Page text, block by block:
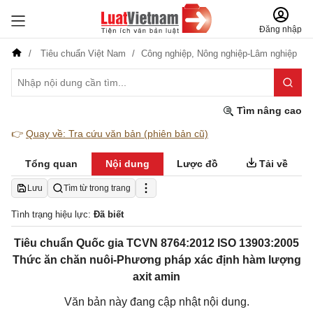
Đăng nhập
Tiêu chuẩn Việt Nam Công nghiệp, Nông nghiệp-Lâm nghiệp
Tìm nâng cao
👉 Quay về: Tra cứu văn bản (phiên bản cũ)
Tổng quan Nội dung Lược đồ Tải về
Lưu Tìm từ trong trang
Tình trạng hiệu lực: Đã biết
Tiêu chuẩn Quốc gia TCVN 8764:2012 ISO 13903:2005
Thức ăn chăn nuôi-Phương pháp xác định hàm lượng
axit amin
Văn bản này đang cập nhật nội dung.